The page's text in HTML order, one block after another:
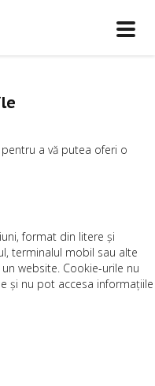
a vă putea oferi o
format din litere și
terminalul mobil sau alte
website. Cookie-urile nu
și nu pot accesa informațiile